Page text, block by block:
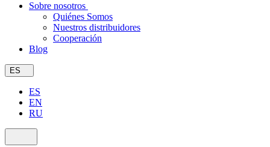
Sobre nosotros
Quiénes Somos
Nuestros distribuidores
Cooperación
Blog
ES
ES
EN
RU